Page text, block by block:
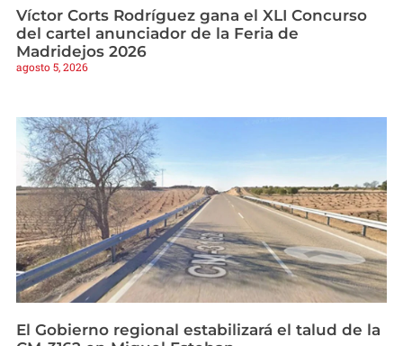
Víctor Corts Rodríguez gana el XLI Concurso
del cartel anunciador de la Feria de
Madridejos 2026
agosto 5, 2026
El Gobierno regional estabilizará el talud de la